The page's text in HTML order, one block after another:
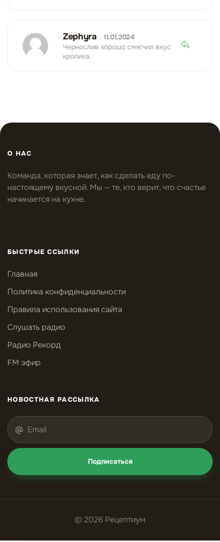
Zephyra
11.01.2024
Чернослив хорошо смягчил вкус
кролика.
О НАС
Команда, которая знает, как сделать еду по-
настоящему вкусной. Мы — те, кто верит, что счастье
начинается на кухне.
БЫСТРЫЕ ССЫЛКИ
Главная
Политика конфиденциальности
Правила использования сайта
Слушать радио
Радио Рекорд
FM эфир
НОВОСТНАЯ РАССЫЛКА
Подписаться
© 2026 Рецептиум